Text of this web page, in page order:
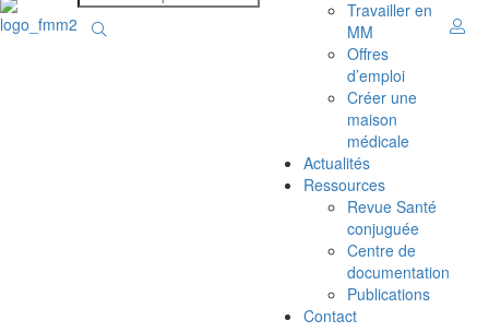
Travailler en
MM
Offres
d’emploi
Créer une
maison
médicale
Actualités
Ressources
Revue Santé
conjuguée
Centre de
documentation
Publications
Contact